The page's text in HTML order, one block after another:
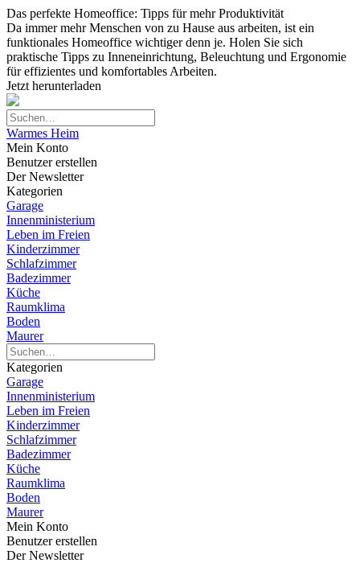
Das perfekte Homeoffice: Tipps für mehr Produktivität
Da immer mehr Menschen von zu Hause aus arbeiten, ist ein
funktionales Homeoffice wichtiger denn je. Holen Sie sich
praktische Tipps zu Inneneinrichtung, Beleuchtung und Ergonomie
für effizientes und komfortables Arbeiten.
Jetzt herunterladen
Warmes Heim
Mein Konto
Benutzer erstellen
Der Newsletter
Kategorien
Garage
Innenministerium
Leben im Freien
Kinderzimmer
Schlafzimmer
Badezimmer
Küche
Raumklima
Boden
Maurer
Kategorien
Garage
Innenministerium
Leben im Freien
Kinderzimmer
Schlafzimmer
Badezimmer
Küche
Raumklima
Boden
Maurer
Mein Konto
Benutzer erstellen
Der Newsletter